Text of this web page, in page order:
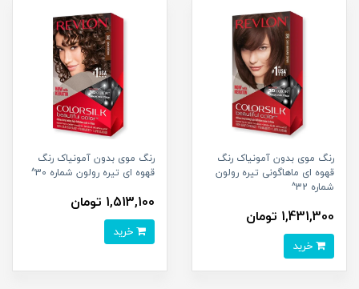
رنگ موی بدون آمونیاک رنگ
قهوه ای ماهاگونی تیره رولون
شماره 32^
1,431,300 تومان
رنگ موی بدون آمونیاک رنگ
قهوه ای تیره رولون شماره 30^
1,513,100 تومان